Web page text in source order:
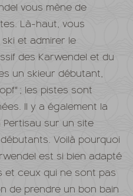
vous mène de
Là-haut, vous
et admirer le
des Karwendel et du
un skieur débutant,
; les pistes sont
Il y a également la
sur un site
Voilà pourquoi
est si bien adapté
et ceux qui ne sont pas
de prendre un bon bain